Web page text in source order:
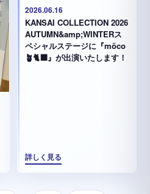
2026.06.16
KANSAI COLLECTION 2026
AUTUMN&amp;WINTERス
ペシャルステージに『möco
🪴🐈‍⬛』が出演いたします！
詳しく見る